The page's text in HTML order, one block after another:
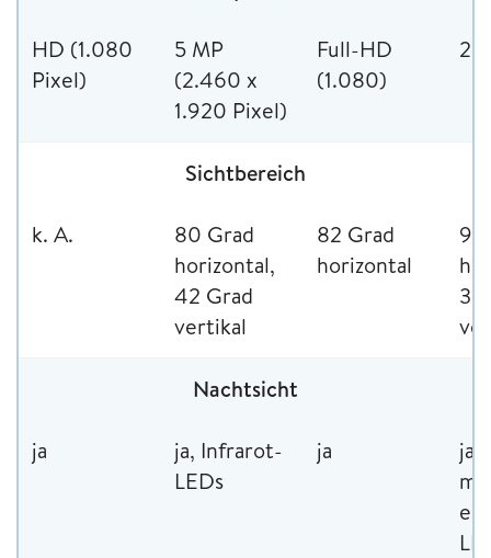
HD (1.080
Pixel)
5 MP
(2.460 x
1.920 Pixel)
Full-HD
(1.080)
2K
Sichtbereich
k. A.
80 Grad
horizontal,
42 Grad
vertikal
82 Grad
horizontal
95
Nachtsicht
ja
ja, Infrarot-
LEDs
ja
ja,
mit